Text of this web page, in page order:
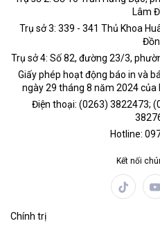
Lâm
Trụ sở 3: 339 - 341 Thủ Khoa
Trụ sở 4: Số 82, đường 23/3,
Giấy phép hoạt động báo in và
ngày 29 tháng 8 năm 2024 của
Điện thoại: (0263) 3822473;
Hotline:
Kết nối
Chính trị